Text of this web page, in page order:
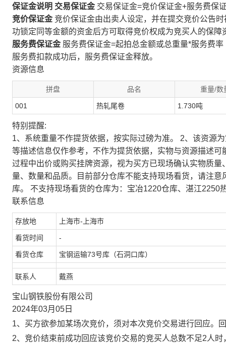
保证金说明 交易保证金 交易保证金=竞价保证金+服务费保
竞价保证金 竞价保证金由出卖人设定，并在提交竞价公告
功锁定同等金额的资金后方可取得竞价权成为竞买人的保障
服务费保证金 服务费保证金=起拍总金额或总重量*服务费率
服务费扣款成功后，服务费保证金释放。
资源信息
拼盘 品名 重量/数
001 热轧尾卷 1.730吨
特别提醒:
1、系统重量不作提货依据，按实际过磅为准。 2、该资源
等描述信息仅作参考，不作为提货依据，实物与资源描述
过程中出价或购买挂牌资源，视为买方已现场确认实物质
量、数量和品质。目前部分仓库不能支持现场看货，请注
库。 不支持现场看货的仓库为：宝冶1220仓库、湛江2250
联系信息
存放地 上海市-上海市
看货时间 -
看货仓库 宝钢运输73号库（石洞口库）
联系人 戴燕
宝山钢铁股份有限公司
2024年03月05日
1、买方欲参加某场次竞价，须对本次竞价交易进行回应。
2、竞价结束前成功回应该竞价交易的竞买人总数不足2人